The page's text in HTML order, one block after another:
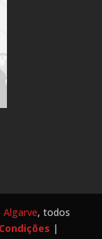
Algarve, todos
|